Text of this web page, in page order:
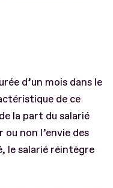
d’un mois dans le
de ce
la part du salarié
non l’envie des
le salarié réintègre